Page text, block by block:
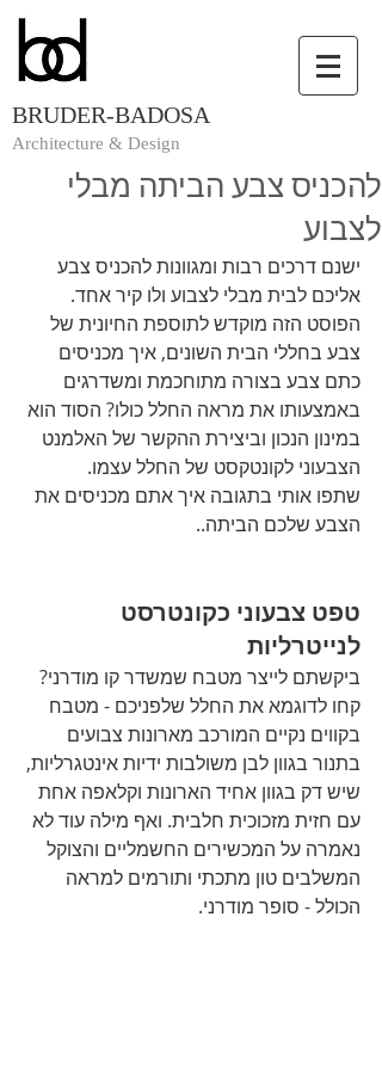
BRUDER-BADOSA
Architecture & Design
להכניס צבע הביתה מבלי
לצבוע
ישנם דרכים רבות ומגוונות להכניס צבע
אליכם לבית מבלי לצבוע ולו קיר אחד.
הפוסט הזה מוקדש לתוספת החיונית של
צבע בחללי הבית השונים, איך מכניסים
כתם צבע בצורה מתוחכמת ומשדרגים
באמצעותו את מראה החלל כולו? הסוד הוא
במינון הנכון וביצירת ההקשר של האלמנט
הצבעוני לקונטקסט של החלל עצמו.
שתפו אותי בתגובה איך אתם מכניסים את
הצבע שלכם הביתה..
טפט צבעוני כקונטרסט
לנייטרליות
ביקשתם לייצר מטבח שמשדר קו מודרני?
קחו לדוגמא את החלל שלפניכם - מטבח
בקווים נקיים המורכב מארונות צבועים
בתנור בגוון לבן משולבות ידיות אינטגרליות,
שיש דק בגוון אחיד הארונות וקלאפה אחת
עם חזית מזכוכית חלבית. ואף מילה עוד לא
נאמרה על המכשירים החשמליים והצוקל
המשלבים טון מתכתי ותורמים למראה
הכולל - סופר מודרני.